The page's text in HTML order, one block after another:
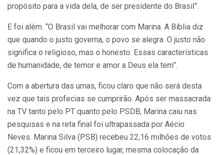
propósito para a vida dela, de ser presidente do Brasil”.
E foi além. “O Brasil vai melhorar com Marina. A Bíblia diz
que quando o justo governa, o povo se alegra. O justo não
significa o religioso, mas o honesto. Essas características
de humanidade, de temor e amor a Deus ela tem”.
Com a abertura das urnas, ficou claro que não será desta
vez que tais profecias se cumprirão. Após ser massacrada
na TV tanto pelo PT quanto pelo PSDB, Marina caiu nas
pesquisas e na reta final foi ultrapassada por Aécio
Neves. Marina Silva (PSB) recebeu 22,16 milhões de votos
(21,32%) e ficou em terceiro lugar, mesma colocação da